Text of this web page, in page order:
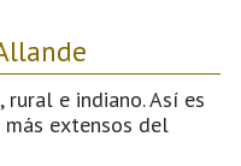
rural e indiano. Así es
extensos del